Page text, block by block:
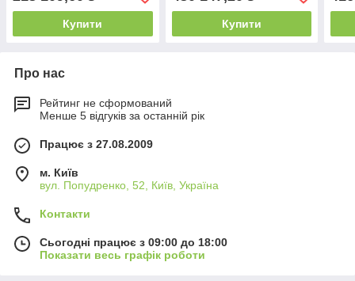
Купити Купити
Про нас
Рейтинг не сформований
Менше 5 відгуків за останній рік
Працює з 27.08.2009
м. Київ
вул. Попудренко, 52, Київ, Україна
Контакти
Сьогодні працює з 09:00 до 18:00
Показати весь графік роботи